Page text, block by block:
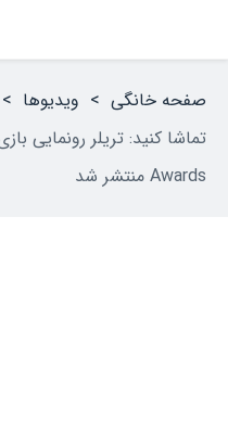
صفحه خانگی > ویدیوها >
Awards منتشر شد